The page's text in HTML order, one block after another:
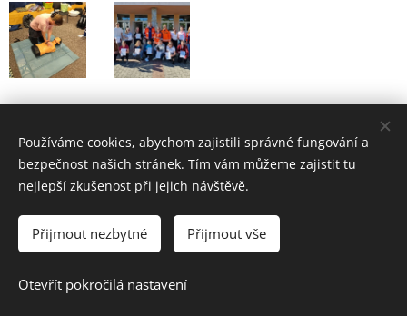
Share
HVĚZDY ŽIVOTA z.s., Úzká 3, 417 31 Novosedlice, tel.: 608 306
259
Jiří Herlitze (správce webu)
Používáme cookies, abychom zajistili správné fungování a
bezpečnost našich stránek. Tím vám můžeme zajistit tu
nejlepší zkušenost při jejich návštěvě.
Přijmout nezbytné Přijmout vše
Otevřít pokročilá nastavení